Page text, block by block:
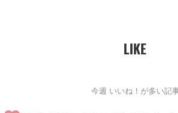
LIKE
今週 いいね！が多い記